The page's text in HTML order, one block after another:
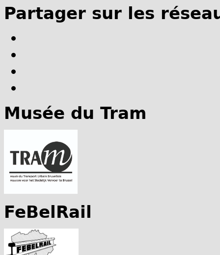
Partager sur les
Musée du Tram
FeBelRail